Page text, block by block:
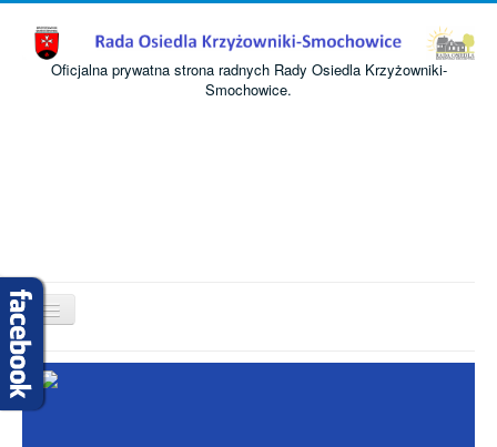
Oficjalna prywatna strona radnych Rady Osiedla Krzyżowniki-
Smochowice.
Przełącz
nawigację
Start
O nas